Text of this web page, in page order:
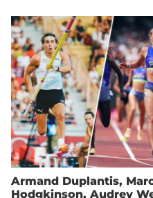
Armand Duplantis,
Hodgkinson, Audrey